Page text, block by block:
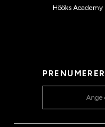
Hööks Academy